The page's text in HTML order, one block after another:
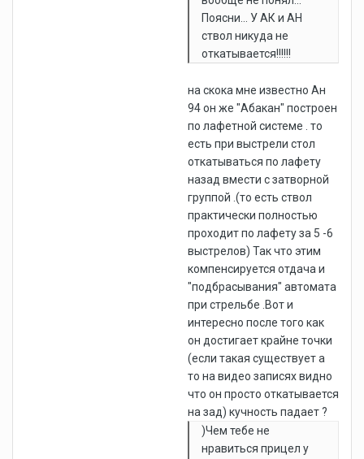
Поясни... У АК и АН
ствол никуда не
откатывается!!!!!!
на скока мне известно Ан
94 он же "Абакан" построен
по лафетной системе . то
есть при выстрели стол
откатываться по лафету
назад вмести с затворной
группой .(то есть ствол
практически полностью
проходит по лафету за 5 -6
выстрелов) Так что этим
компенсируется отдача и
"подбрасывания" автомата
при стрельбе .Вот и
интересно после того как
он достигает крайне точки
(если такая существует а
то на видео записях видно
что он просто откатывается
на зад) кучность падает ?
)Чем тебе не
нравиться прицел у